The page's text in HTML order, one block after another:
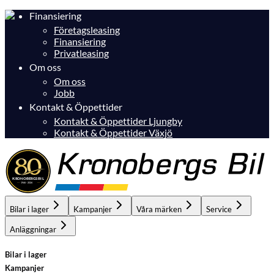
Finansiering
Företagsleasing
Finansiering
Privatleasing
Om oss
Om oss
Jobb
Kontakt & Öppettider
Kontakt & Öppettider Ljungby
Kontakt & Öppettider Växjö
Bilar i lager Kampanjer Våra märken Service
Anläggningar
Bilar i lager
Kampanjer